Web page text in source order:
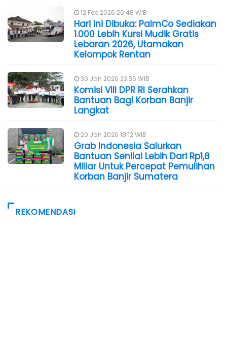
12 Feb 2026 20:48 WIB
Hari Ini Dibuka: PalmCo Sediakan
1.000 Lebih Kursi Mudik Gratis
Lebaran 2026, Utamakan
Kelompok Rentan
30 Jan 2026 23:36 WIB
Komisi VIII DPR RI Serahkan
Bantuan Bagi Korban Banjir
Langkat
20 Jan 2026 18:12 WIB
Grab Indonesia Salurkan
Bantuan Senilai Lebih Dari Rp1,8
Miliar Untuk Percepat Pemulihan
Korban Banjir Sumatera
REKOMENDASI